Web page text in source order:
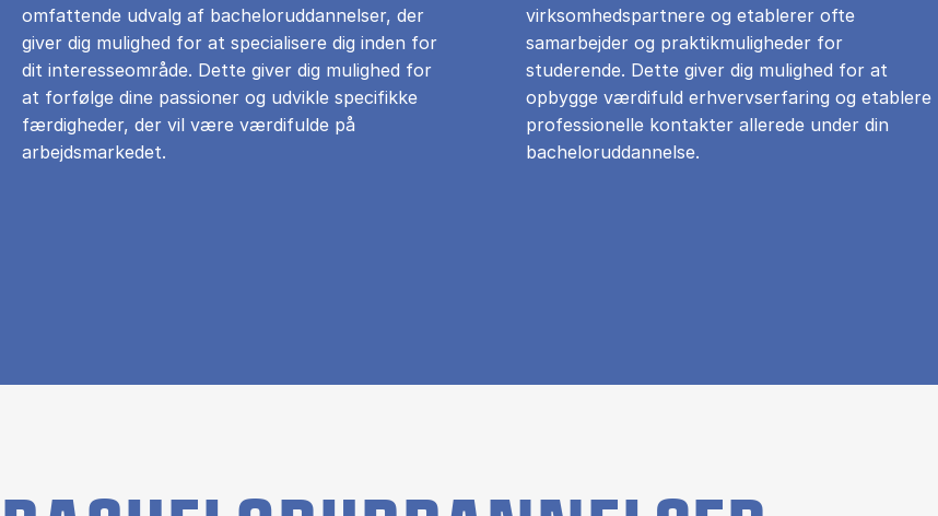
omfattende udvalg af bacheloruddannelser, der
giver dig mulighed for at specialisere dig inden for
dit interesseområde. Dette giver dig mulighed for
at forfølge dine passioner og udvikle specifikke
færdigheder, der vil være værdifulde på
arbejdsmarkedet.
virksomhedspartnere og etablerer ofte
samarbejder og praktikmuligheder for
studerende. Dette giver dig mulighed for at
opbygge værdifuld erhvervserfaring og etablere
professionelle kontakter allerede under din
bacheloruddannelse.